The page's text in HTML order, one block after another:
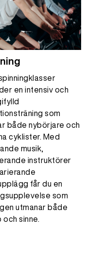
en intensiv och
som
både nybörjare och
cyklister. Med
musik,
instruktörer
får du en
som
utmanar både
och sinne.